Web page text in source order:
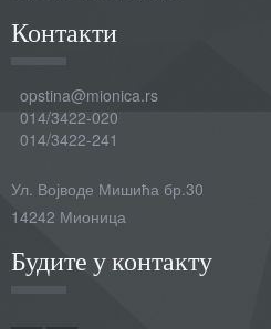
Контакти
opstina@mionica.rs
014/3422-020
014/3422-241
Ул. Војводе Мишића бр.30
14242 Мионица
Будите у контакту